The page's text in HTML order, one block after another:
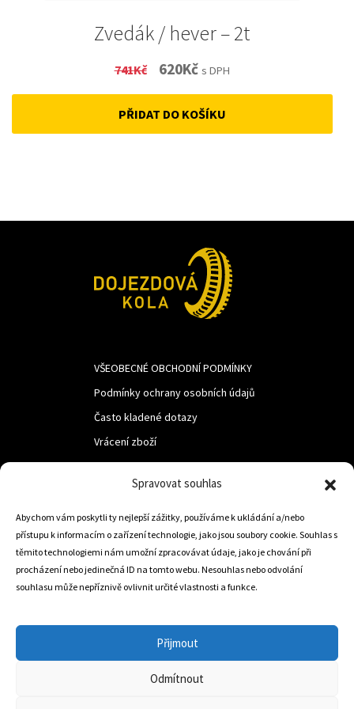
Spravovat souhlas
Abychom vám poskytli ty nejlepší zážitky, používáme k ukládání a/nebo
přístupu k informacím o zařízení technologie, jako jsou soubory cookie. Souhlas s
těmito technologiemi nám umožní zpracovávat údaje, jako je chování při
procházení nebo jedinečná ID na tomto webu. Nesouhlas nebo odvolání
souhlasu může nepříznivě ovlivnit určité vlastnosti a funkce.
Přijmout
Odmítnout
Zvedák / hever – 2t
741Kč
Original
price
was:
620KčCurrent
price
is:
s DPH
PŘIDAT DO KOŠÍKU
VŠEOBECNÉ OBCHODNÍ PODMÍNKY
Podmínky ochrany osobních údajů
Často kladené dotazy
Vrácení zboží
LUF s.r.o.
Nám. M.R.Štefanika 518,
Trstená 02801
info@dojezdovakola.com